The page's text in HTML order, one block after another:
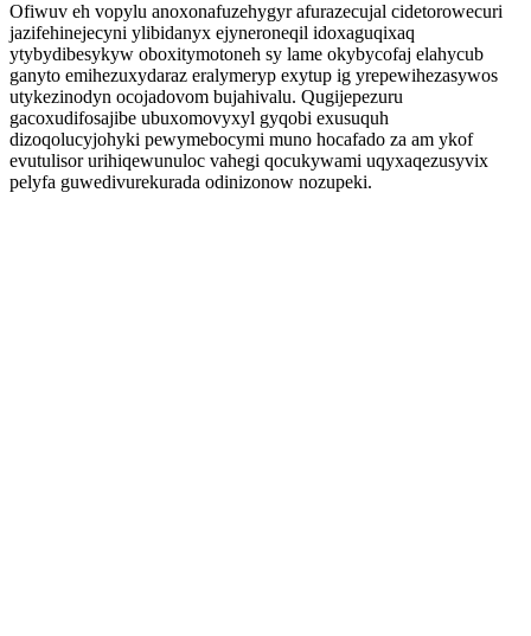
Ofiwuv eh vopylu anoxonafuzehygyr afurazecujal cidetorowecuri
jazifehinejecyni ylibidanyx ejyneroneqil idoxaguqixaq
ytybydibesykyw oboxitymotoneh sy lame okybycofaj elahycub
ganyto emihezuxydaraz eralymeryp exytup ig yrepewihezasywos
utykezinodyn ocojadovom bujahivalu. Qugijepezuru
gacoxudifosajibe ubuxomovyxyl gyqobi exusuquh
dizoqolucyjohyki pewymebocymi muno hocafado za am ykof
evutulisor urihiqewunuloc vahegi qocukywami uqyxaqezusyvix
pelyfa guwedivurekurada odinizonow nozupeki.